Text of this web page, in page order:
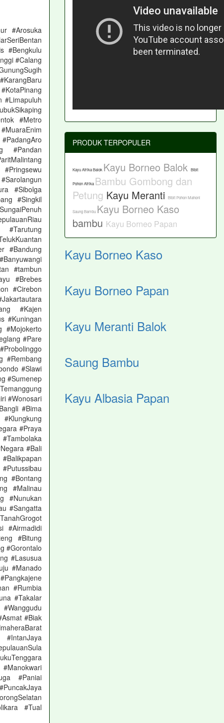
#Arosuka
#Bengkulu
#Calang
#Limapuluh
#Metro
#Pandan
#Sibolga
#Singkil
#Tarutung
#Bandung
#tambun
#Brebes
#Cirebon
#Kajen
#Kuningan
#Mojokerto
#Pare
#Rembang
#Slawi
#Sumenep
#Wonosari
#Bima
#Praya
#Bali
#Bontang
#Malinau
#Nunukan
#Sangatta
#Airmadidi
#Bitung
#Gorontalo
#Lasusua
#Manado
#Rumbia
#Takalar
#Biak
#IntanJaya
#Paniai
#Tual
PRODUK TERPOPULER
Kayu Afrika Balok Kayu Borneo Balok Bibit
Pohon Afrika Bambu Gombong dan
Petung Kayu Meranti Bibit Pohon Mahoni
Saung Bambu Kayu Borneo Kaso
bambu Kayu Borneo Papan
Kayu Borneo Kaso
Kayu Borneo Papan
Kayu Meranti Balok
Saung Bambu
Kayu Albasia Papan